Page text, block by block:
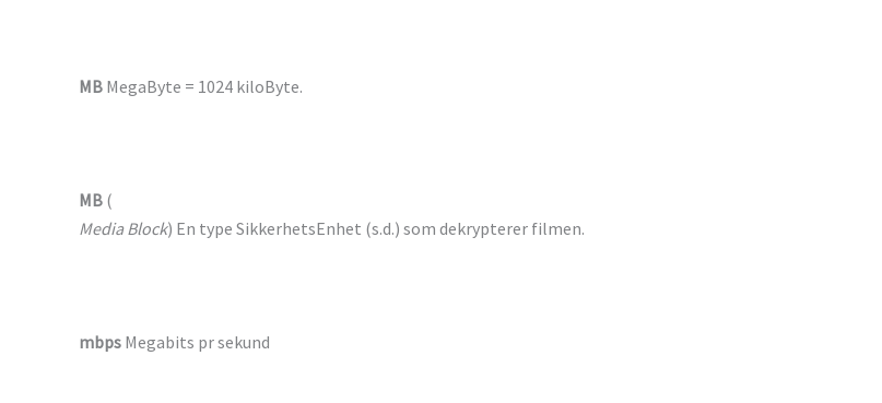
MB MegaByte = 1024 kiloByte.
MB (
Media Block) En type SikkerhetsEnhet (s.d.) som dekrypterer filmen.
mbps Megabits pr sekund